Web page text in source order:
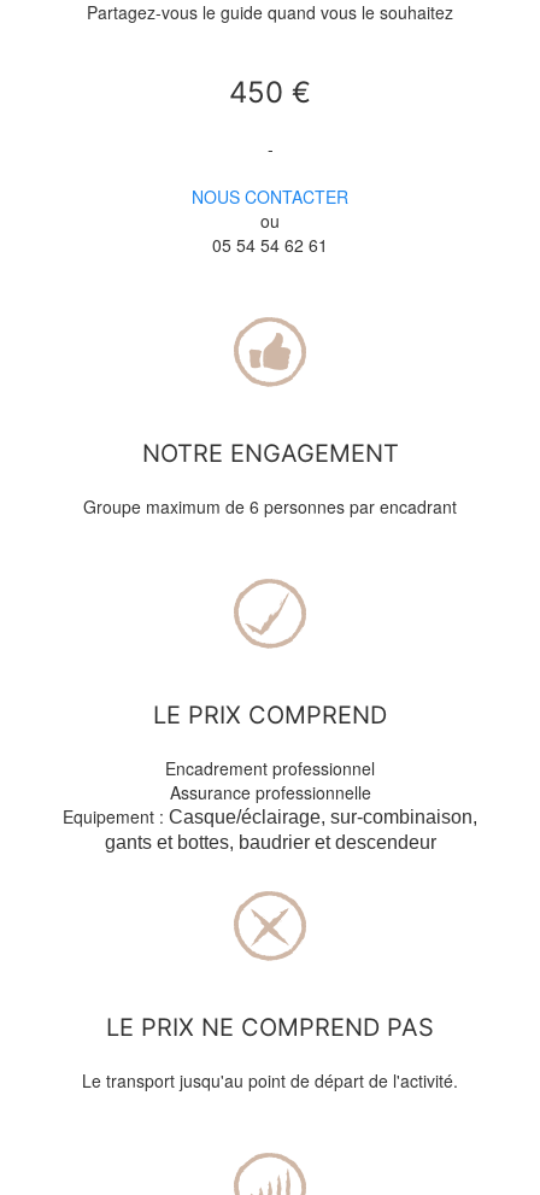
Partagez-vous le guide quand vous le souhaitez
450 €
-
NOUS CONTACTER
ou
05 54 54 62 61
NOTRE ENGAGEMENT
Groupe maximum de 6 personnes par encadrant
LE PRIX COMPREND
Encadrement professionnel
Assurance professionnelle
Equipement : Casque/éclairage, sur-combinaison,
gants et bottes, baudrier et descendeur
LE PRIX NE COMPREND PAS
Le transport jusqu'au point de départ de l'activité.